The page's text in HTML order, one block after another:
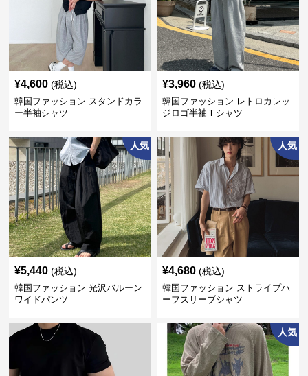
¥4,600 (税込)
韓国ファッション スタンドカラ
ー半袖シャツ
¥3,960 (税込)
韓国ファッション レトロカレッ
ジロゴ半袖Ｔシャツ
人気
¥5,440 (税込)
韓国ファッション 光沢バルーン
ワイドパンツ
人気
¥4,680 (税込)
韓国ファッション ストライプハ
ーフスリーブシャツ
人気